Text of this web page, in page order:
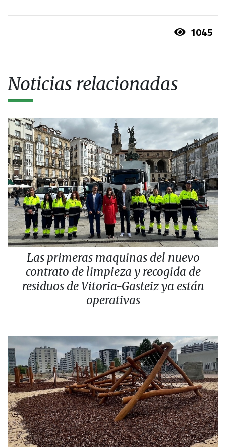
1045
Noticias relacionadas
Las primeras maquinas del nuevo
contrato de limpieza y recogida de
residuos de Vitoria-Gasteiz ya están
operativas